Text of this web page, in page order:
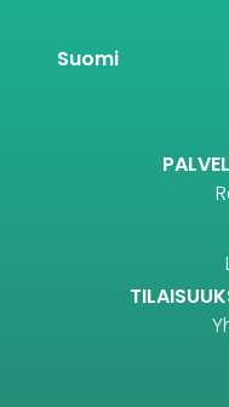
Suomi